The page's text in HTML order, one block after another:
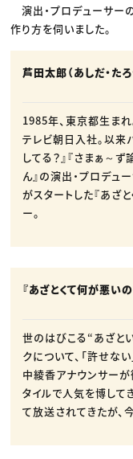
演出・プロデューサー
作り方を伺いました。
芦田太郎（あしだ・たろ
1985年、東京都生ま
テレビ朝日入社。以来
してる？』『さまぁ～
ん』の演出・プロデュ
がスタートした『あざ
ー。
『あざとくて何が悪いの
世のはびこる“あざと
クについて、「許せな
中綾香アナウンサーが
タイルで人気を博して
て放送されてきたが、